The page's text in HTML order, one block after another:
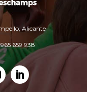
Alicante
659 938